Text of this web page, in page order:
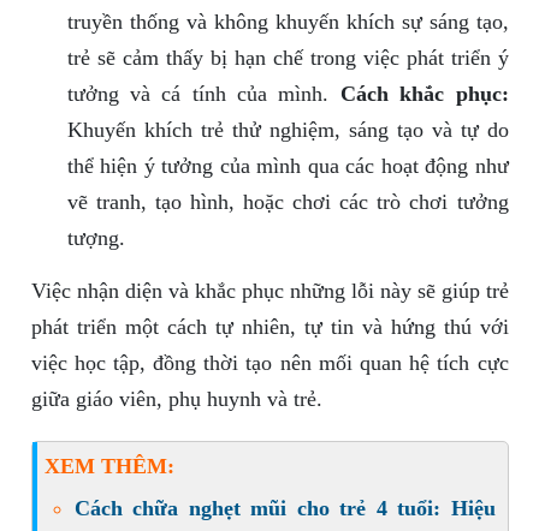
truyền thống và không khuyến khích sự sáng tạo,
trẻ sẽ cảm thấy bị hạn chế trong việc phát triển ý
tưởng và cá tính của mình. Cách khắc phục:
Khuyến khích trẻ thử nghiệm, sáng tạo và tự do
thể hiện ý tưởng của mình qua các hoạt động như
vẽ tranh, tạo hình, hoặc chơi các trò chơi tưởng
tượng.
Việc nhận diện và khắc phục những lỗi này sẽ giúp trẻ
phát triển một cách tự nhiên, tự tin và hứng thú với
việc học tập, đồng thời tạo nên mối quan hệ tích cực
giữa giáo viên, phụ huynh và trẻ.
XEM THÊM:
Cách chữa nghẹt mũi cho trẻ 4 tuổi: Hiệu